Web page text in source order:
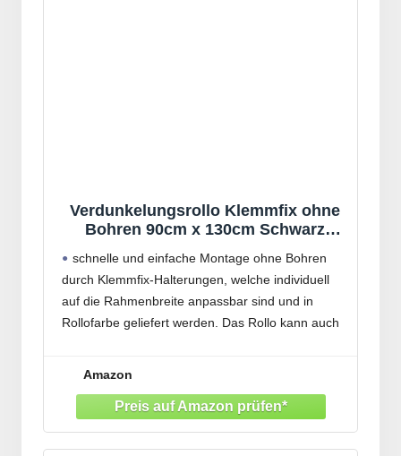
Verdunkelungsrollo Klemmfix ohne
Bohren 90cm x 130cm Schwarz
Seitenzugrollo Klemmrollo für
Fenster & Tür
schnelle und einfache Montage ohne Bohren
durch Klemmfix-Halterungen, welche individuell
auf die Rahmenbreite anpassbar sind und in
Rollofarbe geliefert werden. Das Rollo kann auch
Amazon